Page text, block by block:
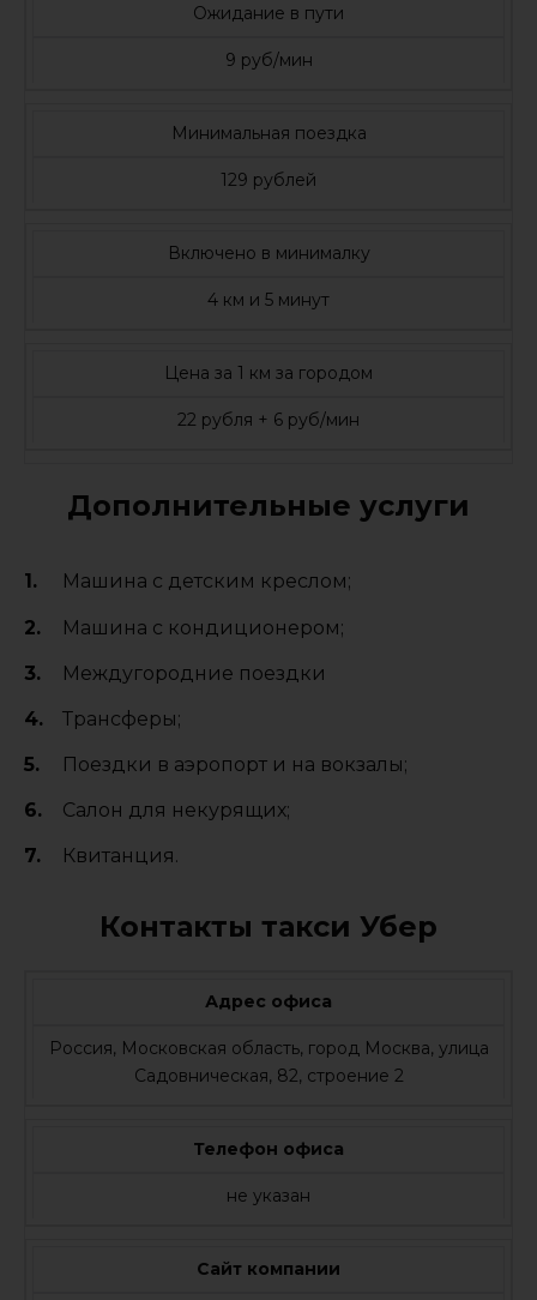
Ожидание в пути
9 руб/мин
Минимальная поездка
129 рублей
Включено в минималку
4 км и 5 минут
Цена за 1 км за городом
22 рубля + 6 руб/мин
Дополнительные услуги
Машина с детским креслом;
Машина с кондиционером;
Междугородние поездки
Трансферы;
Поездки в аэропорт и на вокзалы;
Салон для некурящих;
Квитанция.
Контакты такси Убер
Адрес офиса
Россия, Московская область, город Москва, улица
Садовническая, 82, строение 2
Телефон офиса
не указан
Сайт компании